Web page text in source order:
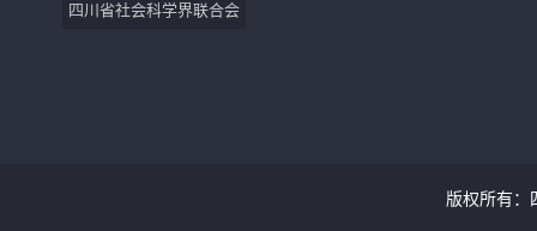
四川省社会科学界联合会
版权所有：